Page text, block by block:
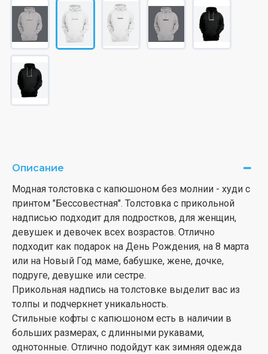
Описание
Модная толстовка с капюшоном без молнии - худи с
принтом "Бессовестная". Толстовка с прикольной
надписью подходит для подростков, для женщин,
девушек и девочек всех возрастов. Отлично
подходит как подарок на День Рождения, на 8 марта
или на Новый Год маме, бабушке, жене, дочке,
подруге, девушке или сестре.
Прикольная надпись на толстовке выделит вас из
толпы и подчеркнет уникальность.
Стильные кофты с капюшоном есть в наличии в
больших размерах, с длинными рукавами,
однотонные. Отлично подойдут как зимняя одежда